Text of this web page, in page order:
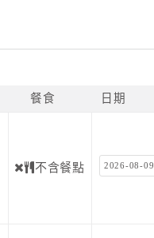
餐食 日期
不含餐點 2026-08-09